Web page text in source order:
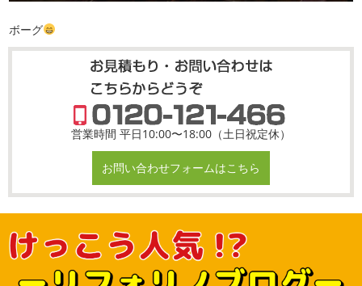
ボーグ
営業時間 平日10:00〜18:00（土日祝定休）
お問い合わせフォームはこちら